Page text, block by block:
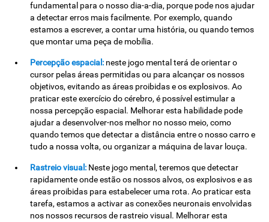
fundamental para o nosso dia-a-dia, porque pode nos ajudar
a detectar erros mais facilmente. Por exemplo, quando
estamos a escrever, a contar uma história, ou quando temos
que montar uma peça de mobília.
Percepção espacial: neste jogo mental terá de orientar o
cursor pelas áreas permitidas ou para alcançar os nossos
objetivos, evitando as áreas proibidas e os explosivos. Ao
praticar este exercício do cérebro, é possível estimular a
nossa percepção espacial. Melhorar esta habilidade pode
ajudar a desenvolver-nos melhor no nosso meio, como
quando temos que detectar a distância entre o nosso carro e
tudo a nossa volta, ou organizar a máquina de lavar louça.
Rastreio visual: Neste jogo mental, teremos que detectar
rapidamente onde estão os nossos alvos, os explosivos e as
áreas proibidas para estabelecer uma rota. Ao praticar esta
tarefa, estamos a activar as conexões neuronais envolvidas
nos nossos recursos de rastreio visual. Melhorar esta